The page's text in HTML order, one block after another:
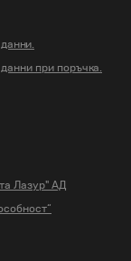
данни.
данни при поръчка.
Лазур" АД